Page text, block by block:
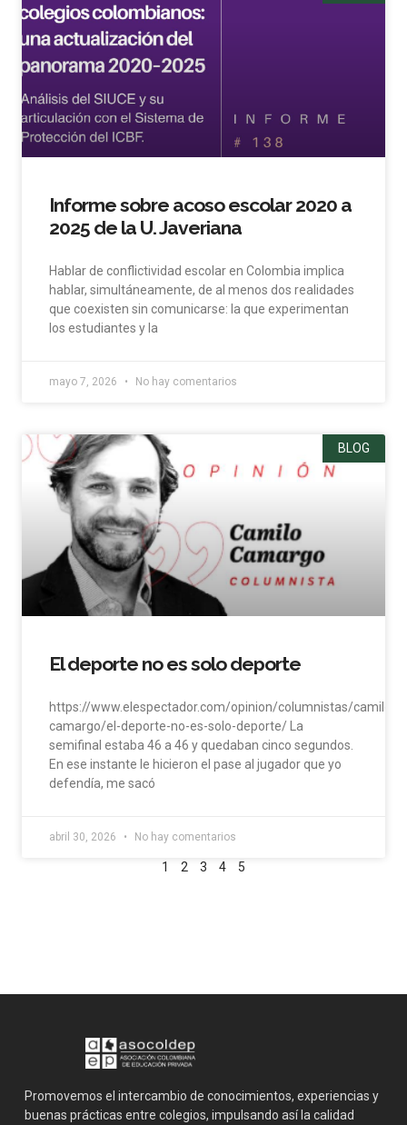
Informe sobre acoso escolar 2020 a
2025 de la U. Javeriana
Hablar de conflictividad escolar en Colombia implica
hablar, simultáneamente, de al menos dos realidades
que coexisten sin comunicarse: la que experimentan
los estudiantes y la
mayo 7, 2026 No hay comentarios
BLOG
El deporte no es solo deporte
https://www.elespectador.com/opinion/columnistas/camilo-
camargo/el-deporte-no-es-solo-deporte/ La
semifinal estaba 46 a 46 y quedaban cinco segundos.
En ese instante le hicieron el pase al jugador que yo
defendía, me sacó
abril 30, 2026 No hay comentarios
1 2 3 4 5
Promovemos el intercambio de conocimientos, experiencias y
buenas prácticas entre colegios, impulsando así la calidad